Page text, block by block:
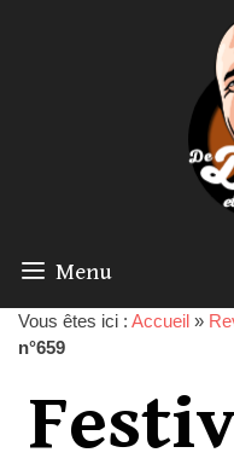
Menu
Vous êtes ici : Accueil »
n°659